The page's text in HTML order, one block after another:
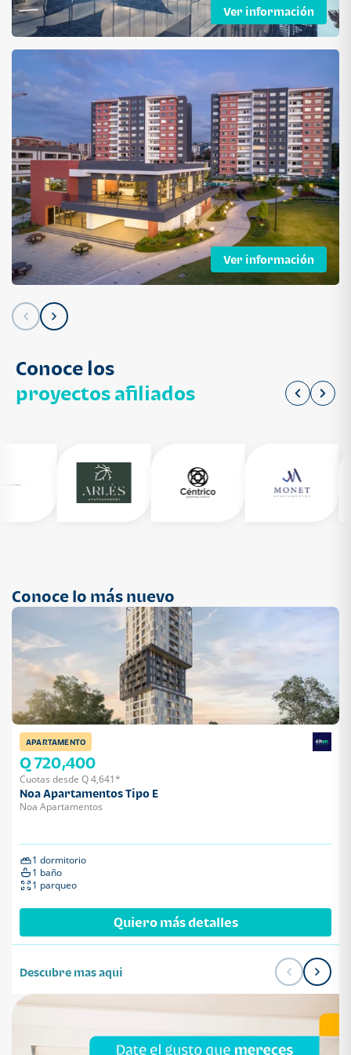
Ver información
Ver información
Conoce los
proyectos afiliados
Conoce lo más nuevo
APARTAMENTO
Q 720,400
Cuotas desde Q 4,641*
Noa Apartamentos Tipo E
Noa Apartamentos
1 dormitorio
1 baño
1 parqueo
Quiero más detalles
Descubre mas aqui